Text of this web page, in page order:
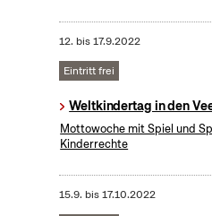
12. bis17.9.2022
Eintritt frei
Weltkindertag in den
Mottowoche mit Spiel und
Kinderrechte
15.9. bis17.10.2022